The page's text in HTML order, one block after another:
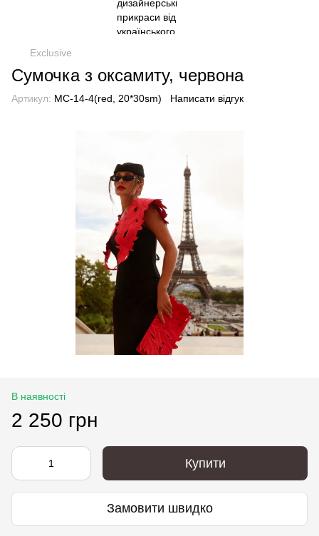
Exclusive
Сумочка з оксамиту, червона
Артикул: MC-14-4(red, 20*30sm) Написати відгук
В наявності
2 250 грн
Купити
Замовити швидко